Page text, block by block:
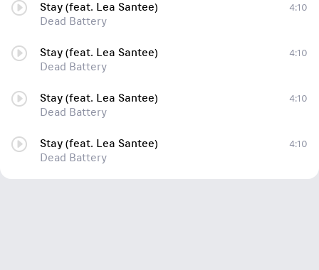
Stay (feat. Lea Santee)
Dead Battery
4:10
Stay (feat. Lea Santee)
Dead Battery
4:10
Stay (feat. Lea Santee)
Dead Battery
4:10
Stay (feat. Lea Santee)
Dead Battery
4:10